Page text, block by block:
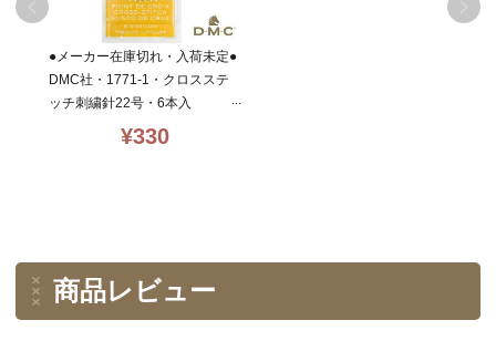
●メーカー在庫切れ・入荷未定●
DMC社・1771-1・クロスステ
ッチ刺繍針22号・6本入
¥330
商品レビュー